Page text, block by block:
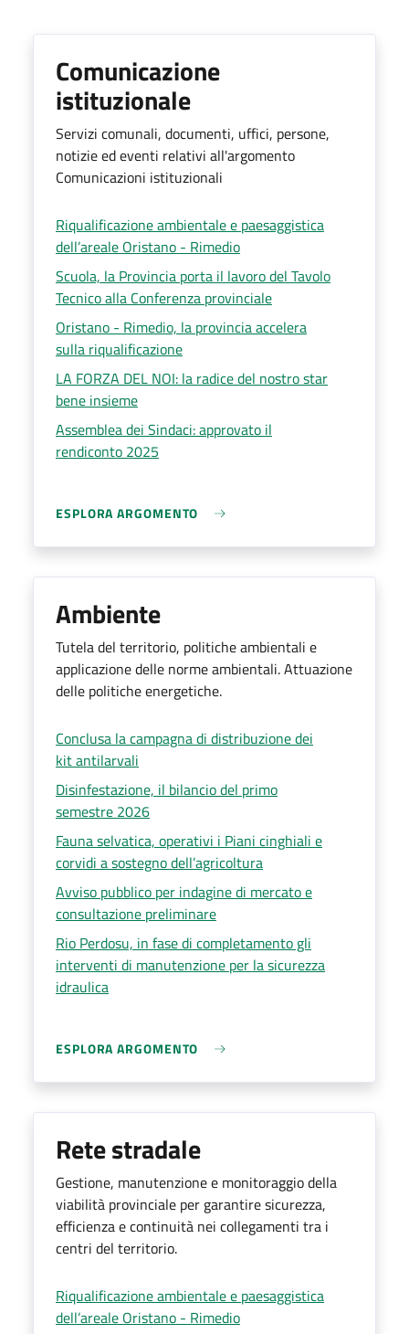
Comunicazione
istituzionale
Servizi comunali, documenti, uffici, persone,
notizie ed eventi relativi all'argomento
Comunicazioni istituzionali
Riqualificazione ambientale e paesaggistica
dell’areale Oristano - Rimedio
Scuola, la Provincia porta il lavoro del Tavolo
Tecnico alla Conferenza provinciale
Oristano - Rimedio, la provincia accelera
sulla riqualificazione
LA FORZA DEL NOI: la radice del nostro star
bene insieme
Assemblea dei Sindaci: approvato il
rendiconto 2025
ESPLORA ARGOMENTO
Ambiente
Tutela del territorio, politiche ambientali e
applicazione delle norme ambientali. Attuazione
delle politiche energetiche.
Conclusa la campagna di distribuzione dei
kit antilarvali
Disinfestazione, il bilancio del primo
semestre 2026
Fauna selvatica, operativi i Piani cinghiali e
corvidi a sostegno dell’agricoltura
Avviso pubblico per indagine di mercato e
consultazione preliminare
Rio Perdosu, in fase di completamento gli
interventi di manutenzione per la sicurezza
idraulica
ESPLORA ARGOMENTO
Rete stradale
Gestione, manutenzione e monitoraggio della
viabilità provinciale per garantire sicurezza,
efficienza e continuità nei collegamenti tra i
centri del territorio.
Riqualificazione ambientale e paesaggistica
dell’areale Oristano - Rimedio